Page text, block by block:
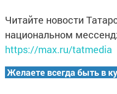
Читайте новости
национальном
https://max.ru/tatmedia
Желаете всегда быть в